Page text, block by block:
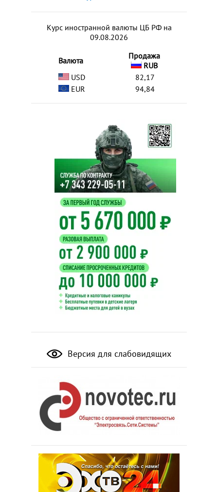
Курс иностранной валюты ЦБ РФ на
09.08.2026
Валюта
Продажа
RUB
USD
82,17
EUR
94,84
Версия для слабовидящих